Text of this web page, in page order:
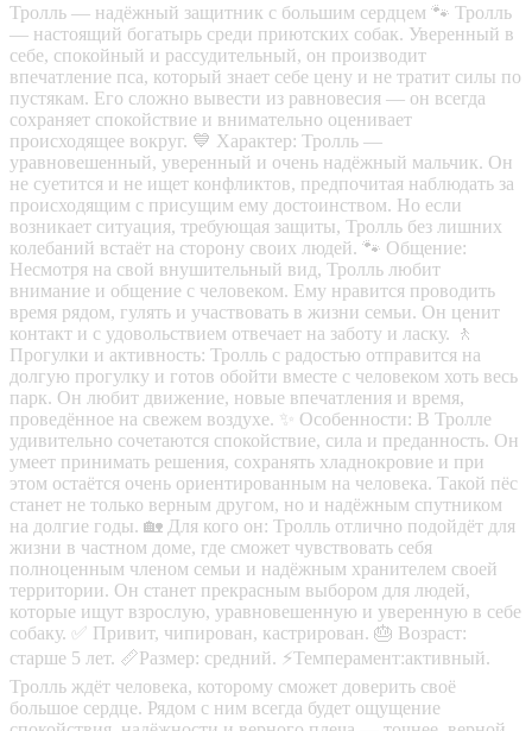
Тролль — надёжный защитник с большим сердцем 🐾 Тролль
— настоящий богатырь среди приютских собак. Уверенный в
себе, спокойный и рассудительный, он производит
впечатление пса, который знает себе цену и не тратит силы по
пустякам. Его сложно вывести из равновесия — он всегда
сохраняет спокойствие и внимательно оценивает
происходящее вокруг. 💙 Характер: Тролль —
уравновешенный, уверенный и очень надёжный мальчик. Он
не суетится и не ищет конфликтов, предпочитая наблюдать за
происходящим с присущим ему достоинством. Но если
возникает ситуация, требующая защиты, Тролль без лишних
колебаний встаёт на сторону своих людей. 🐾 Общение:
Несмотря на свой внушительный вид, Тролль любит
внимание и общение с человеком. Ему нравится проводить
время рядом, гулять и участвовать в жизни семьи. Он ценит
контакт и с удовольствием отвечает на заботу и ласку. 🚶
Прогулки и активность: Тролль с радостью отправится на
долгую прогулку и готов обойти вместе с человеком хоть весь
парк. Он любит движение, новые впечатления и время,
проведённое на свежем воздухе. ✨ Особенности: В Тролле
удивительно сочетаются спокойствие, сила и преданность. Он
умеет принимать решения, сохранять хладнокровие и при
этом остаётся очень ориентированным на человека. Такой пёс
станет не только верным другом, но и надёжным спутником
на долгие годы. 🏡 Для кого он: Тролль отлично подойдёт для
жизни в частном доме, где сможет чувствовать себя
полноценным членом семьи и надёжным хранителем своей
территории. Он станет прекрасным выбором для людей,
которые ищут взрослую, уравновешенную и уверенную в себе
собаку. ✅ Привит, чипирован, кастрирован. 🎂 Возраст:
старше 5 лет. 📏Размер: средний. ⚡Темперамент:активный.
Тролль ждёт человека, которому сможет доверить своё
большое сердце. Рядом с ним всегда будет ощущение